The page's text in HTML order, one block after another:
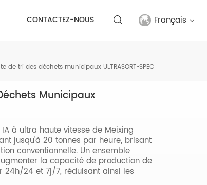
CONTACTEZ-NOUS Français
English
español
Türkçe
tri des déchets municipaux ULTRASORT•SPEC
Municipaux
à ultra haute vitesse de Meixing
jusqu'à 20 tonnes par heure, brisant
conventionnelle. Un ensemble
la capacité de production de
24h/24 et 7j/7, réduisant ainsi les